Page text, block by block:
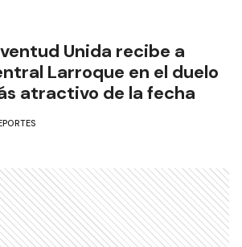
Unida recibe a
Larroque en el duelo
atractivo de la fecha